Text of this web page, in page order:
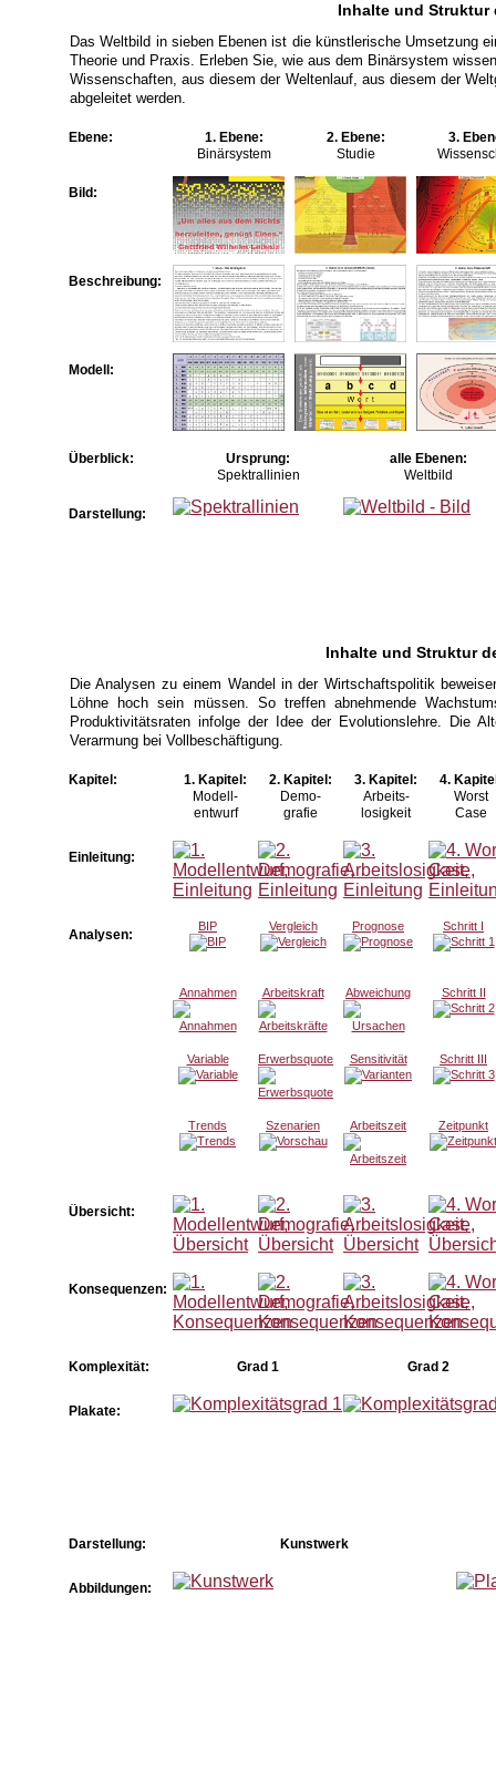
Inhalte und Struktur
Das Weltbild in sieben Ebenen ist die künstlerische Umsetzung
Theorie und Praxis. Erleben Sie, wie aus dem Binärsystem
Wissenschaften, aus diesem der Weltenlauf, aus diesem der
abgeleitet werden.
Ebene:
1. Ebene:
Binärsystem
2. Ebene:
Studie
3.
Bild:
Beschreibung:
Modell:
Überblick:
Ursprung:
Spektrallinien
alle Ebenen:
Weltbild
Darstellung:
Inhalte und Struktur
Die Analysen zu einem Wandel in der Wirtschaftspolitik
Löhne hoch sein müssen. So treffen abnehmende
Produktivitätsraten infolge der Idee der Evolutionslehre. Die
Verarmung bei Vollbeschäftigung.
Kapitel:
1. Kapitel:
Modell-
entwurf
2. Kapitel:
Demo-
grafie
3. Kapitel:
Arbeits-
losigkeit
4.
Worst
Case
Einleitung:
Analysen:
BIP
Annahmen
Variable
Trends
Vergleich
Arbeitskraft
Erwerbsquote
Szenarien
Prognose
Abweichung
Sensitivität
Arbeitszeit
Schritt I
Schritt II
Schritt III
Zeitpunkt
Übersicht:
Konsequenzen:
Komplexität: Grad 1 Grad 2
Plakate:
Darstellung: Kunstwerk
Abbildungen: